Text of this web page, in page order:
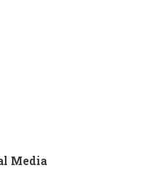
Media